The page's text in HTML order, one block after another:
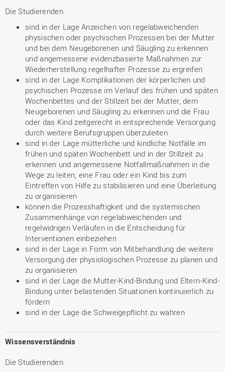
Die Studierenden
sind in der Lage Anzeichen von regelabweichenden
physischen oder psychischen Prozessen bei der Mutter
und bei dem Neugeborenen und Säugling zu erkennen
und angemessene evidenzbasierte Maßnahmen zur
Wiederherstellung regelhafter Prozesse zu ergreifen
sind in der Lage Komplikationen der körperlichen und
psychischen Prozesse im Verlauf des frühen und späten
Wochenbettes und der Stillzeit bei der Mutter, dem
Neugeborenen und Säugling zu erkennen und die Frau
oder das Kind zeitgerecht in entsprechende Versorgung
durch weitere Berufsgruppen überzuleiten
sind in der Lage mütterliche und kindliche Notfälle im
frühen und späten Wochenbett und in der Stillzeit zu
erkennen und angemessene Notfallmaßnahmen in die
Wege zu leiten, eine Frau oder ein Kind bis zum
Eintreffen von Hilfe zu stabilisieren und eine Überleitung
zu organisieren
können die Prozesshaftigkeit und die systemischen
Zusammenhänge von regelabweichenden und
regelwidrigen Verläufen in die Entscheidung für
Interventionen einbeziehen
sind in der Lage in Form von Mitbehandlung die weitere
Versorgung der physiologischen Prozesse zu planen und
zu organisieren
sind in der Lage die Mutter-Kind-Bindung und Eltern-Kind-
Bindung unter belastenden Situationen kontinuierlich zu
fördern
sind in der Lage die Schweigepflicht zu wahren
Wissensverständnis
Die Studierenden